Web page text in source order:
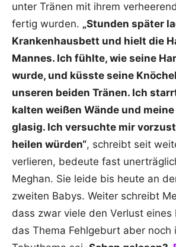
unter Tränen mit ihrem
fertig wurden. „Stunden später
Krankenhausbett und hielt die
Mannes. Ich fühlte, wie seine
wurde, und küsste seine
unseren beiden Tränen. Ich
kalten weißen Wände und
glasig. Ich versuchte mir
heilen würden“, schreibt seit
verlieren, bedeute fast
Meghan. Sie leide bis heute an
zweiten Babys. Weiter schreibt
dass zwar viele den Verlust eines
das Thema Fehlgeburt aber noch